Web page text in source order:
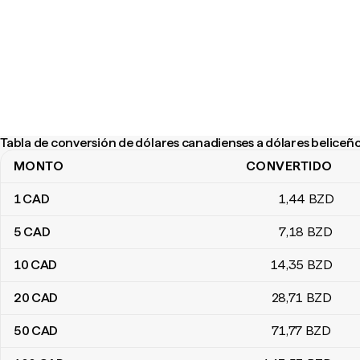
Tabla de conversión de dólares canadienses a dólares
Tabla de conversión de dólares canadienses a dólares beliceños
MONTO CONVERTIDO
1CAD 1,44 BZD
5 CAD 7,18 BZD
10 CAD 14,35 BZD
20 CAD 28,71 BZD
50 CAD 71,77 BZD